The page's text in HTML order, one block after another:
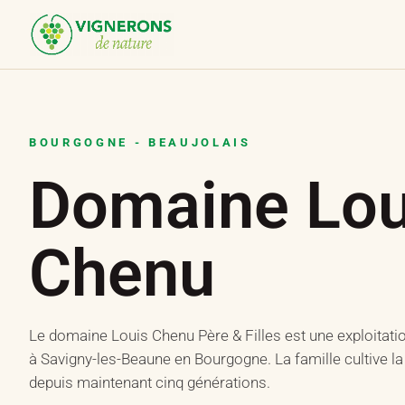
BOURGOGNE - BEAUJOLAIS
Domaine
Chenu
Le domaine Louis Chenu Père & Filles est une
à Savigny-les-Beaune en Bourgogne. La famille cultive
depuis maintenant cinq générations.
Panneau de gestion des cookies